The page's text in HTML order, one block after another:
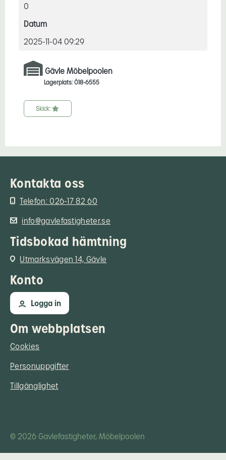
0
Datum
2025-11-04 09:29
Gävle Möbelpoolen
Lagerplats: Ö18-6555
Skick:
Kontakta oss
Telefon: 026-17 82 60
info@gavlefastigheter.se
Tidsbokad hämtning
Utmarksvägen 14, Gävle
Konto
Logga in
Om webbplatsen
Cookies
Personuppgifter
Tillgänglighet
© 2026 Gavlefastigheter, Möbelpoolen